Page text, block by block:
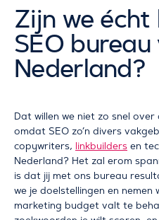
Zijn we
SEO bureau
Nederland?
Dat willen we niet zo snel
omdat SEO zo’n divers
copywriters, linkbuilders en
Nederland? Het zal erom
is dat jij met ons bureau
we je doelstellingen en
marketing budget valt te